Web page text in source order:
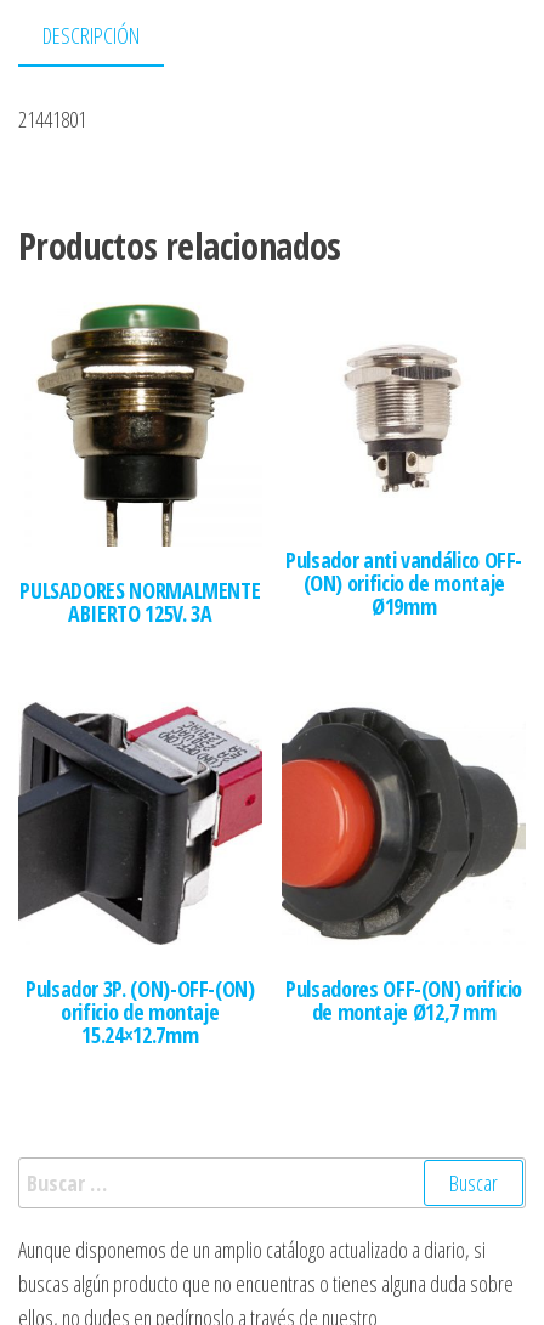
DESCRIPCIÓN
21441801
Productos relacionados
PULSADORES NORMALMENTE
ABIERTO 125V. 3A
Pulsador anti vandálico OFF-
(ON) orificio de montaje
Ø19mm
Pulsador 3P. (ON)-OFF-(ON)
orificio de montaje
15.24×12.7mm
Pulsadores OFF-(ON) orificio
de montaje Ø12,7 mm
Buscar:
Aunque disponemos de un amplio catálogo actualizado a diario, si
buscas algún producto que no encuentras o tienes alguna duda sobre
ellos, no dudes en pedírnoslo a través de nuestro